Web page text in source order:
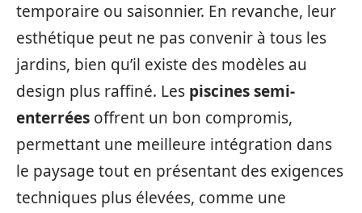
temporaire ou saisonnier. En revanche, leur
esthétique peut ne pas convenir à tous les
jardins, bien qu’il existe des modèles au
design plus raffiné. Les piscines semi-
enterrées offrent un bon compromis,
permettant une meilleure intégration dans
le paysage tout en présentant des exigences
techniques plus élevées, comme une